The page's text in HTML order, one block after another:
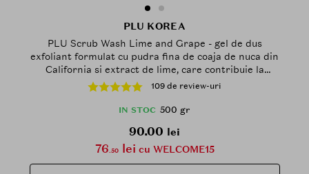
PLU KOREA
PLU Scrub Wash Lime and Grape - gel de dus
exfoliant formulat cu pudra fina de coaja de nuca din
California si extract de lime, care contribuie la
curatarea delicata si la mentinerea pielii hidratate -
500 gr
109 de review-uri
IN STOC 500 gr
90.00 lei
76.50lei cu WELCOME15